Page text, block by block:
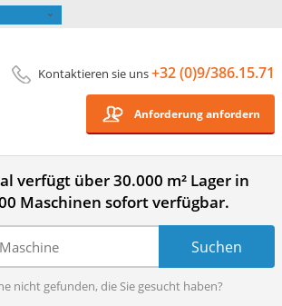
Kontaktieren sie uns+32 (0)9/386.15.71
Anforderung anfordern
verfügt über 30.000 m² Lager in
Maschinen sofort verfügbar.
nicht gefunden, die Sie gesucht haben?